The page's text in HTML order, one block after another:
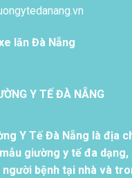
lăn Đà Nẵng
Y TẾ ĐÀ NẴNG
Y Tế Đà Nẵng là địa
giường y tế đa dạng,
bệnh tại nhà và